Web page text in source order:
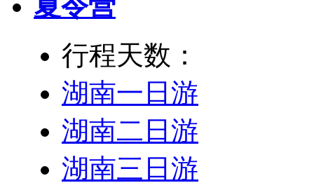
行程天数：
湖南一日游
湖南二日游
湖南三日游